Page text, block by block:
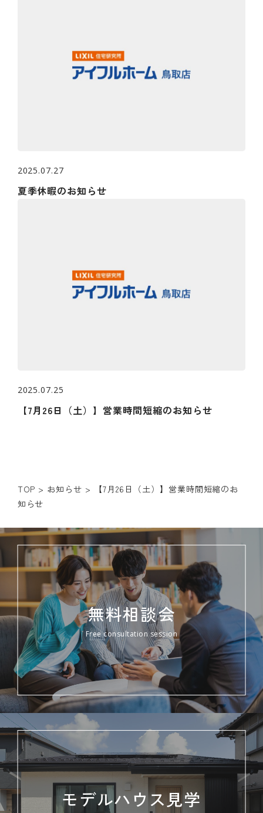
2025.07.27
夏季休暇のお知らせ
2025.07.25
【7月26日（土）】営業時間短縮のお知らせ
TOP > お知らせ >
【7月26日（土）】営業時間短縮のお
知らせ
無料相談会
Free consultation session
モデルハウス見学